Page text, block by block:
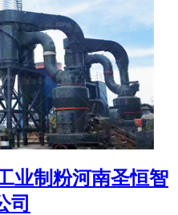
业制粉河南圣恒智
司